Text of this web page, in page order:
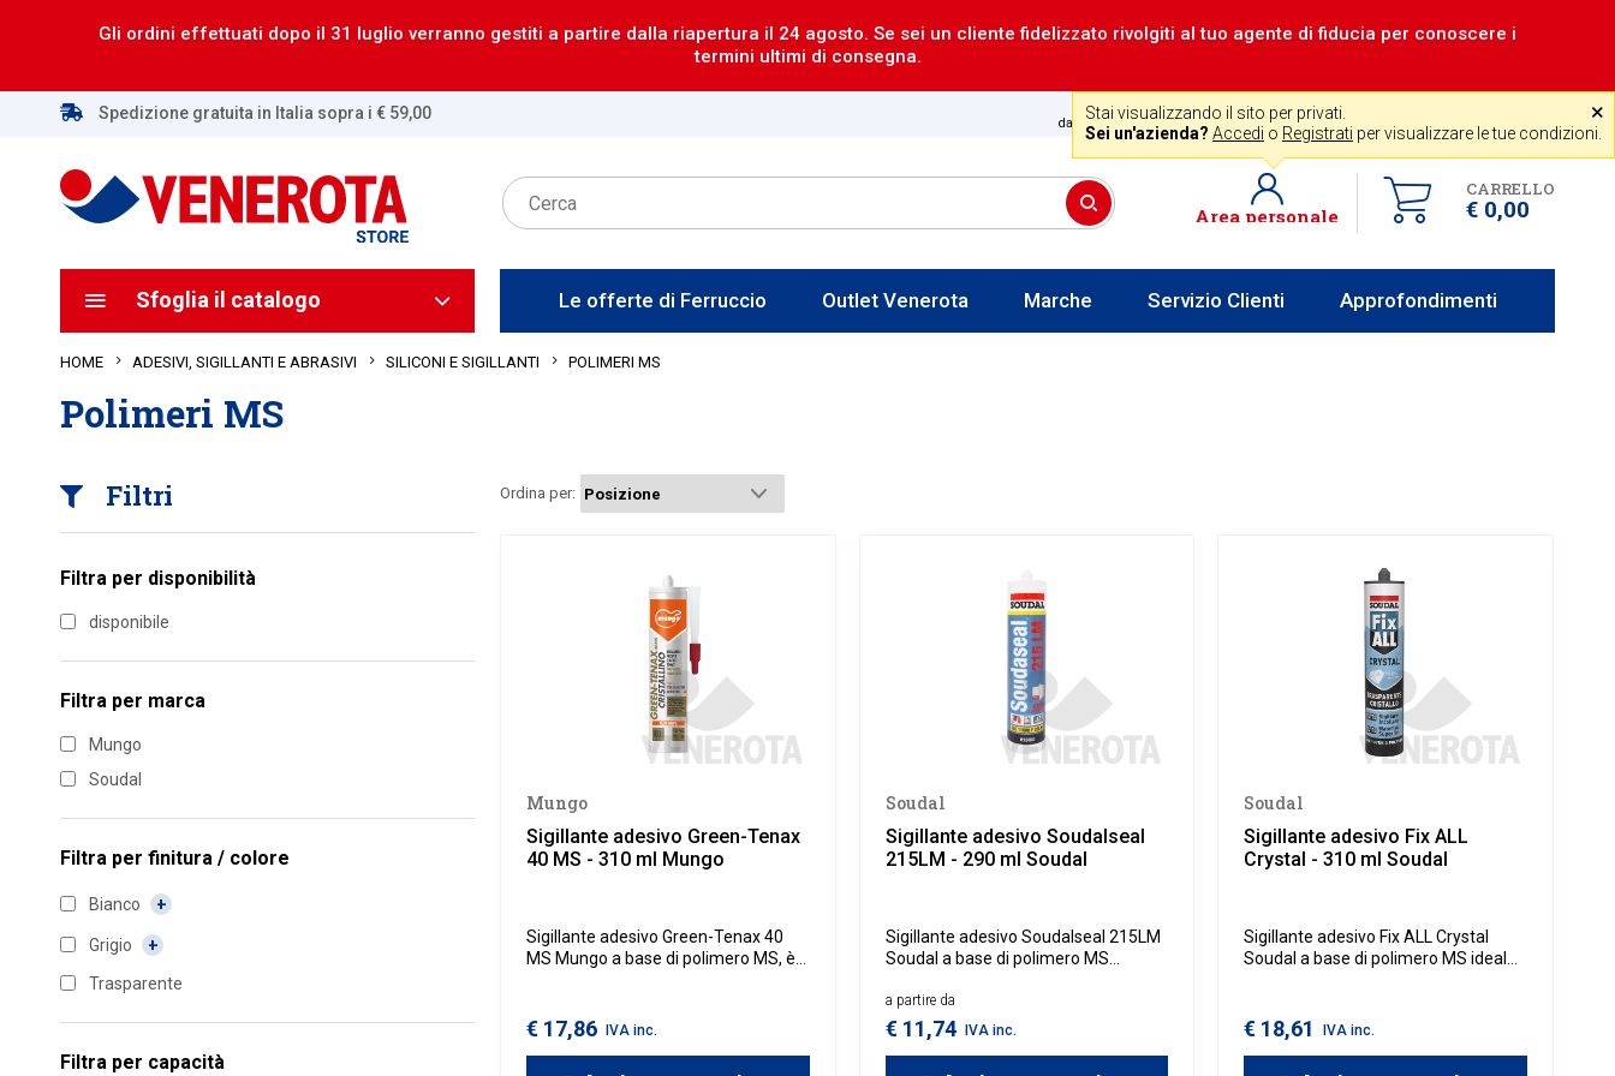
Gli ordini effettuati dopo il 31 luglio verranno gestiti a partire dalla riapertura il 24 agosto. Se sei un cliente fidelizzato rivolgiti al tuo agente di fiducia per conoscere i
termini ultimi di consegna.
Spedizione gratuita in Italia sopra i € 59,00 Assistenza gratuita
dal lun al ven 8-12 14-18 +39 0341 256700 ˟
Stai visualizzando il sito per privati.
Sei un'azienda? Accedi o Registrati per visualizzare le tue condizioni.
CARRELLO
€ 0,00
Area personale
Sfoglia il catalogo Le offerte di Ferruccio Outlet Venerota Marche Servizio Clienti Approfondimenti
HOME ADESIVI, SIGILLANTI E ABRASIVI SILICONI E SIGILLANTI POLIMERI MS
Polimeri MS
Filtri
Filtra per disponibilità
disponibile
Filtra per marca
Mungo
Soudal
Filtra per finitura / colore
Bianco
Grigio
Trasparente
Filtra per capacità
Ordina per:
Mungo
Sigillante adesivo Green-Tenax
40 MS - 310 ml Mungo
Sigillante adesivo Green-Tenax 40
MS Mungo a base di polimero MS, è
un'eccellente resistenza all'umidità,
agli agenti atmosferici e ai raggi UV,
€ 17,86 IVA inc.
Soudal
Sigillante adesivo Soudalseal
215LM - 290 ml Soudal
Sigillante adesivo Soudalseal 215LM
Soudal a base di polimero MS
unire materiali da costruzione come
cemento, metallo, PVC, legno e
pietra, offrendo una resistenza
a partire da
€ 11,74 IVA inc.
Soudal
Sigillante adesivo Fix ALL
Crystal - 310 ml Soudal
Sigillante adesivo Fix ALL Crystal
Soudal a base di polimero MS ideale
incollaggi elastici in diverse
applicazioni edili e sigillature di vetri,
€ 18,61 IVA inc.